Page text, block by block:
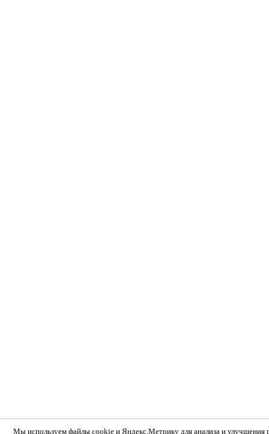
Мы используем файлы cookie и Яндекс.Метрику для анализа и улучшения